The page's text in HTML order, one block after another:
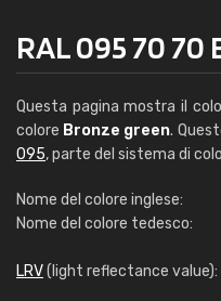
RAL 095 70
Questa pagina mostra il
colore Bronze green.
095, parte del sistema di
Nome del colore inglese:
Nome del colore tedesco:
LRV(light reflectance value):